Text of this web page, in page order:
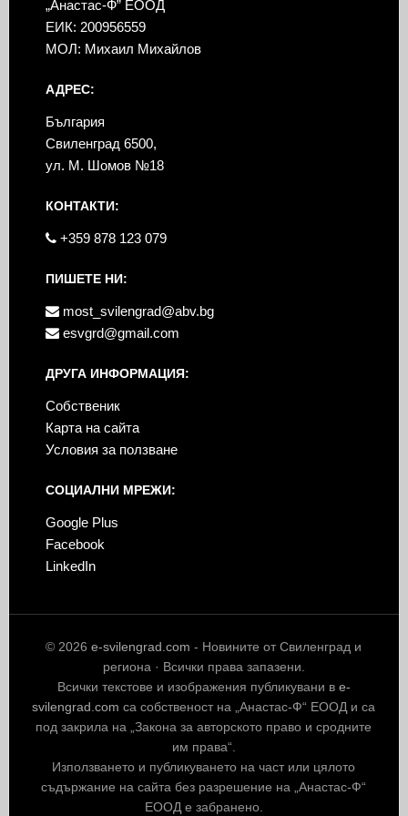
„Анастас-Ф” ЕООД
ЕИК: 200956559
МОЛ: Михаил Михайлов
АДРЕС:
България
Свиленград 6500,
ул. М. Шомов №18
КОНТАКТИ:
+359 878 123 079
ПИШЕТЕ НИ:
most_svilengrad@abv.bg
esvgrd@gmail.com
ДРУГА ИНФОРМАЦИЯ:
Собственик
Карта на сайта
Условия за ползване
СОЦИАЛНИ МРЕЖИ:
Google Plus
Facebook
LinkedIn
© 2026e-svilengrad.com - Новините от Свиленград и
региона · Всички права запазени.
Всички текстове и изображения публикувани в e-
svilengrad.com са собственост на „Анастас-Ф“ ЕООД и са
под закрила на „Закона за авторското право и сродните
им права“.
Използването и публикуването на част или цялото
съдържание на сайта без разрешение на „Анастас-Ф“
ЕООД е забранено.